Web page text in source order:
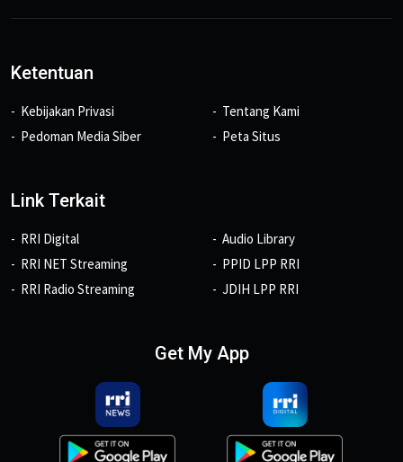
Ketentuan
Kebijakan Privasi
Pedoman Media Siber
Tentang Kami
Peta Situs
Link Terkait
RRI Digital
RRI NET Streaming
RRI Radio Streaming
Audio Library
PPID LPP RRI
JDIH LPP RRI
Get My App